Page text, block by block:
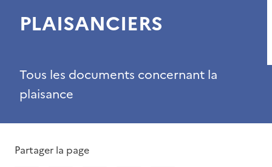
PLAISANCIERS
Tous les documents concernant la
plaisance
Partager la page